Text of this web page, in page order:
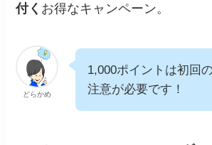
付く お得なキャンペーン。
どらかめ
1,000ポイントは初回
注意が必要です！